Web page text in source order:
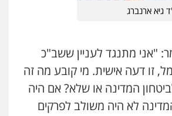
גיא ארנברג
"אני מתנגד לעניין ששב"כ
זו דעה אישית. מי קובע מה זה
המדינה או שלא? אם היה
לא היה משולב לפרקים
אבי כהן
פשיעה חמורה קטינים אלימות
עבירות מין